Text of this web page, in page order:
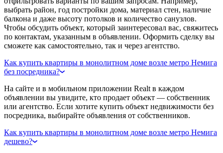
выбрать район, год постройки дома, материал стен, наличие
балкона и даже высоту потолков и количество санузлов.
Чтобы обсудить объект, который заинтересовал вас, свяжитесь
по контактам, указанным в объявлении. Оформить сделку вы
сможете как самостоятельно, так и через агентство.
Как купить квартиры в монолитном доме возле метро Немига
без посредника?
На сайте и в мобильном приложении Realt в каждом
объявлении вы увидите, кто продает объект — собственник
или агентство. Если хотите купить объект недвижимости без
посредника, выбирайте объявления от собственников.
Как купить квартиры в монолитном доме возле метро Немига
дешево?